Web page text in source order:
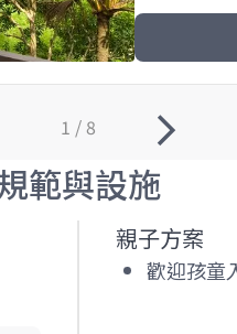
1 / 8
範與設施
親子方案
歡迎孩童